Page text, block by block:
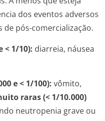
dos eventos adversos
de pós-comercialização.
< 1/10): diarreia, náusea
e < 1/100): vômito,
raras (< 1/10.000)
neutropenia grave ou